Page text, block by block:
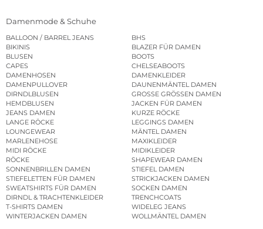
Damenmode & Schuhe
BALLOON / BARREL JEANS
BHS
BIKINIS
BLAZER FÜR DAMEN
BLUSEN
BOOTS
CAPES
CHELSEABOOTS
DAMENHOSEN
DAMENKLEIDER
DAMENPULLOVER
DAUNENMÄNTEL DAMEN
DIRNDLBLUSEN
GROSSE GRÖSSEN DAMEN
HEMDBLUSEN
JACKEN FÜR DAMEN
JEANS DAMEN
KURZE RÖCKE
LANGE RÖCKE
LEGGINGS DAMEN
LOUNGEWEAR
MÄNTEL DAMEN
MARLENEHOSE
MAXIKLEIDER
MIDI RÖCKE
MIDIKLEIDER
RÖCKE
SHAPEWEAR DAMEN
SONNENBRILLEN DAMEN
STIEFEL DAMEN
STIEFELETTEN FÜR DAMEN
STRICKJACKEN DAMEN
SWEATSHIRTS FÜR DAMEN
SOCKEN DAMEN
DIRNDL & TRACHTENKLEIDER
TRENCHCOATS
T-SHIRTS DAMEN
WIDELEG JEANS
WINTERJACKEN DAMEN
WOLLMÄNTEL DAMEN